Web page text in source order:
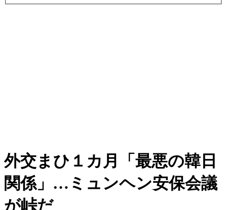
外交まひ１カ月「最悪の韓日
関係」…ミュンヘン安保会議
が峠だ